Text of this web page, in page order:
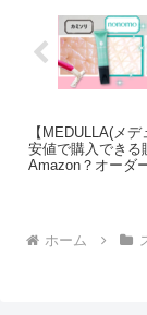
【MEDULLA(メ
安値で購入できる
Amazon？オーダ
ホーム